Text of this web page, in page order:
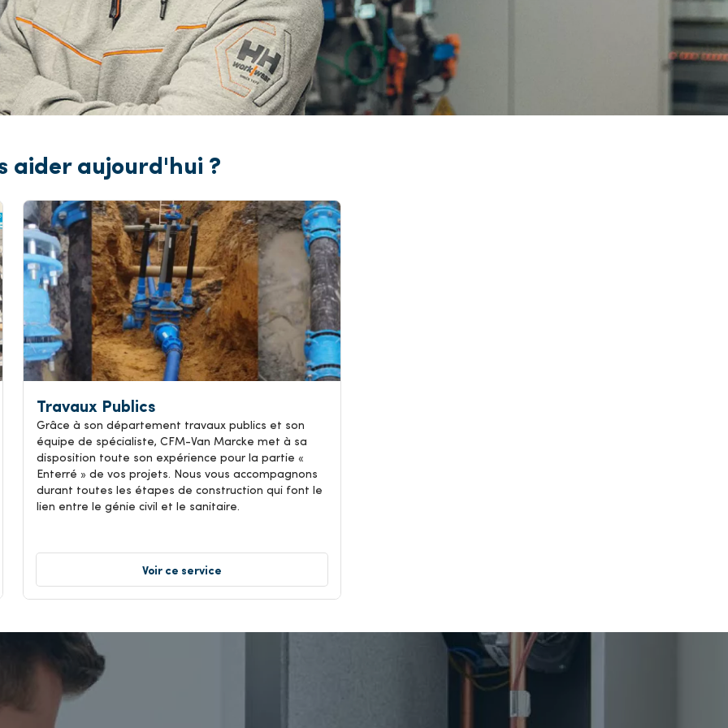
les services
aider aujourd'hui ?
Travaux Publics
Grâce à son département travaux publics et son
équipe de spécialiste, CFM-Van Marcke met à sa
disposition toute son expérience pour la partie «
Enterré » de vos projets. Nous vous accompagnons
durant toutes les étapes de construction qui font le
lien entre le génie civil et le sanitaire.
Voir ce service